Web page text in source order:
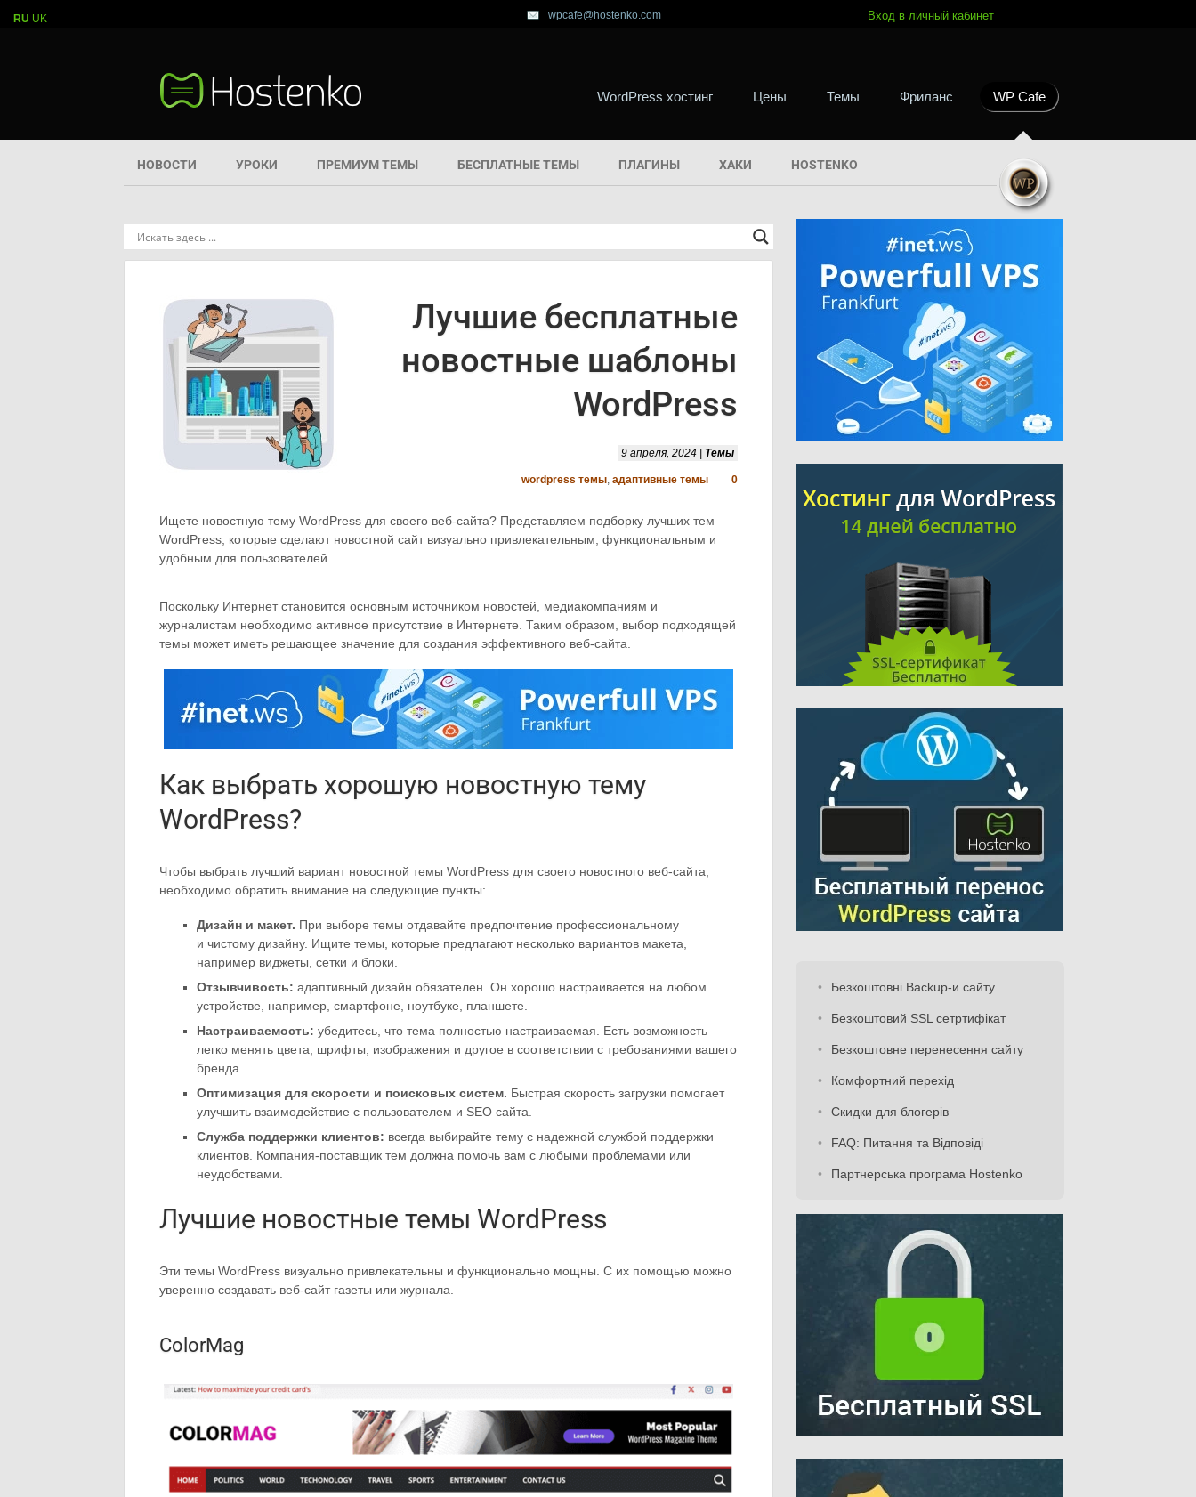
wpcafe@hostenko.com Вход в личный кабинет
WordPress хостинг Цены Темы Фриланс WP Cafe
НОВОСТИ УРОКИ ПРЕМИУМ ТЕМЫ БЕСПЛАТНЫЕ ТЕМЫ ПЛАГИНЫ ХАКИ HOSTENKO
Лучшие бесплатные
новостные шаблоны
WordPress
9 апреля, 2024 | Темы
wordpress темы, адаптивные темы 0
Ищете новостную тему WordPress для своего веб-сайта? Представляем подборку лучших тем
WordPress, которые сделают новостной сайт визуально привлекательным, функциональным и
удобным для пользователей.
Поскольку Интернет становится основным источником новостей, медиакомпаниям и
журналистам необходимо активное присутствие в Интернете. Таким образом, выбор подходящей
темы может иметь решающее значение для создания эффективного веб-сайта.
Как выбрать хорошую новостную тему
WordPress?
Чтобы выбрать лучший вариант новостной темы WordPress для своего новостного веб-сайта,
необходимо обратить внимание на следующие пункты:
Дизайн и макет. При выборе темы отдавайте предпочтение профессиональному
и чистому дизайну. Ищите темы, которые предлагают несколько вариантов макета,
например виджеты, сетки и блоки.
Отзывчивость: адаптивный дизайн обязателен. Он хорошо настраивается на любом
устройстве, например, смартфоне, ноутбуке, планшете.
Настраиваемость: убедитесь, что тема полностью настраиваемая. Есть возможность
легко менять цвета, шрифты, изображения и другое в соответствии с требованиями вашего
бренда.
Оптимизация для скорости и поисковых систем. Быстрая скорость загрузки помогает
улучшить взаимодействие с пользователем и SEO сайта.
Служба поддержки клиентов: всегда выбирайте тему с надежной службой поддержки
клиентов. Компания-поставщик тем должна помочь вам с любыми проблемами или
неудобствами.
Лучшие новостные темы WordPress
Эти темы WordPress визуально привлекательны и функционально мощны. С их помощью можно
уверенно создавать веб-сайт газеты или журнала.
ColorMag
Безкоштовні Backup-и сайту
Безкоштовий SSL сетртифікат
Безкоштовне перенесення сайту
Комфортний перехід
Скидки для блогерів
FAQ: Питання та Відповіді
Партнерська програма Hostenko
RU UK